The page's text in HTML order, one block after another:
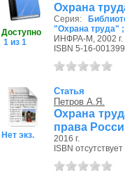
Доступно
1 из 1
Охрана
Серия:
"Охрана труда"
ИНФРА-М, 2002 г.
ISBN 5-16-
Нет экз.
Статья
Петров А.Я.
Охрана
права
2016 г.
ISBN отсутствует